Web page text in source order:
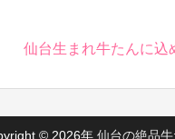
投
ナ
ビ
仙台生まれ牛たんに込
© 2026年 仙台の絶品牛